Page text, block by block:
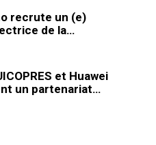
recrute un (e)
de la…
et Huawei
un partenariat…